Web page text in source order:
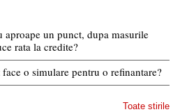
aproape un punct, dupa masurile
rata la credite?
o simulare pentru o refinantare?
Toate stirile